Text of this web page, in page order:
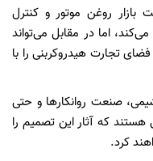
بازار روغن موتور و کنترل
اما در مقابل می‌تواند
تجارت هیدروکربنی را با
صنعت روانکارها و حتی
که آثار این تصمیم را
کرد.